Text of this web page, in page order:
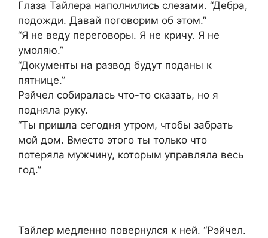
Глаза Тайлера наполнились слезами. “Дебра,
подожди. Давай поговорим об этом.”
“Я не веду переговоры. Я не кричу. Я не
умоляю.”
“Документы на развод будут поданы к
пятнице.”
Рэйчел собиралась что-то сказать, но я
подняла руку.
“Ты пришла сегодня утром, чтобы забрать
мой дом. Вместо этого ты только что
потеряла мужчину, которым управляла весь
год.”
Тайлер медленно повернулся к ней. “Рэйчел.